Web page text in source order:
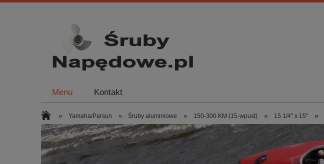
Menu Kontakt
» Yamaha/Parsun » Śruby aluminiowe » 150-300 KM (15-wpust) » 15 1/4" x 15" »